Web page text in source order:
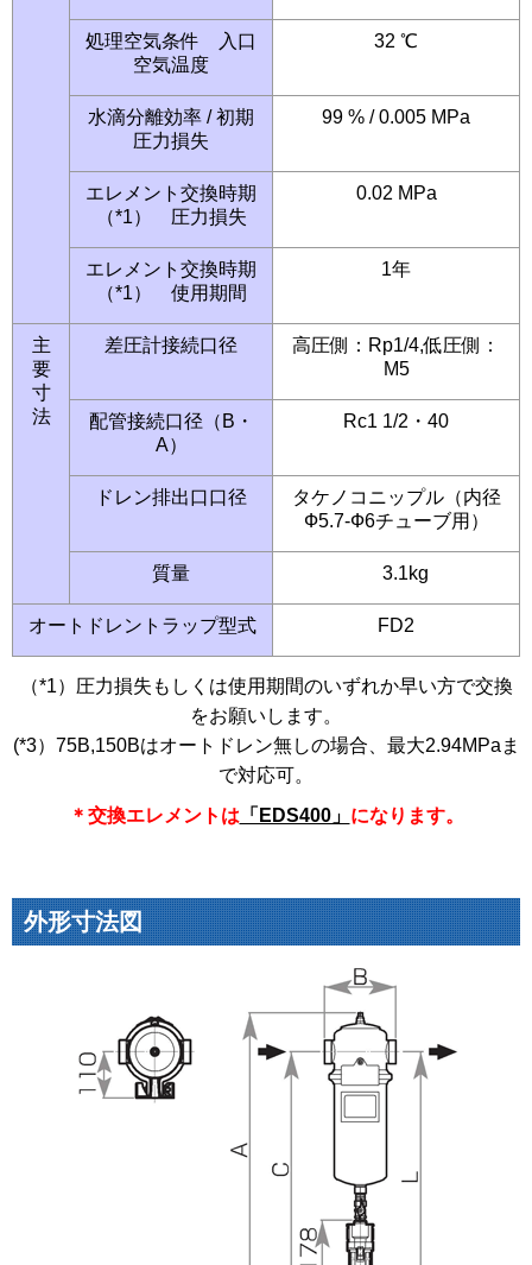
処理空気条件 入口
空気温度
32 ℃
水滴分離効率 / 初期
圧力損失
99 % / 0.005 MPa
エレメント交換時期
（*1） 圧力損失
0.02 MPa
エレメント交換時期
（*1） 使用期間
1年
主
要
寸
法
差圧計接続口径
高圧側：Rp1/4,低圧側：
M5
配管接続口径（B・
A）
Rc1 1/2・40
ドレン排出口口径
タケノコニップル（内径
Ф5.7-Ф6チューブ用）
質量 3.1kg
オートドレントラップ型式 FD2
（*1）圧力損失もしくは使用期間のいずれか早い方で交換
をお願いします。
(*3）75B,150Bはオートドレン無しの場合、最大2.94MPaま
で対応可。
＊交換エレメントは 「EDS400」 になります。
外形寸法図